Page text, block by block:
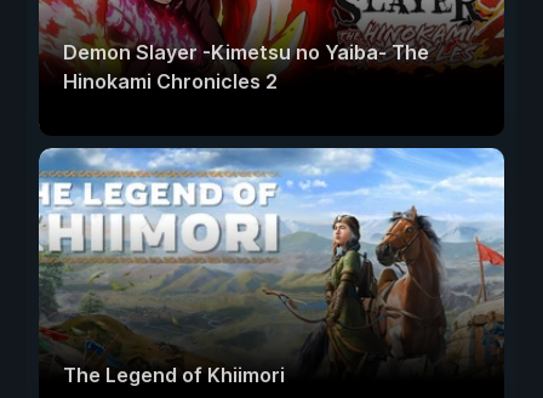
Demon Slayer -Kimetsu no Yaiba- The
Hinokami Chronicles 2
The Legend of Khiimori